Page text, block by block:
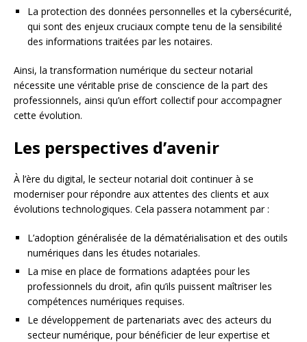
La protection des données personnelles et la cybersécurité,
qui sont des enjeux cruciaux compte tenu de la sensibilité
des informations traitées par les notaires.
Ainsi, la transformation numérique du secteur notarial
nécessite une véritable prise de conscience de la part des
professionnels, ainsi qu’un effort collectif pour accompagner
cette évolution.
Les perspectives d’avenir
À l’ère du digital, le secteur notarial doit continuer à se
moderniser pour répondre aux attentes des clients et aux
évolutions technologiques. Cela passera notamment par :
L’adoption généralisée de la dématérialisation et des outils
numériques dans les études notariales.
La mise en place de formations adaptées pour les
professionnels du droit, afin qu’ils puissent maîtriser les
compétences numériques requises.
Le développement de partenariats avec des acteurs du
secteur numérique, pour bénéficier de leur expertise et